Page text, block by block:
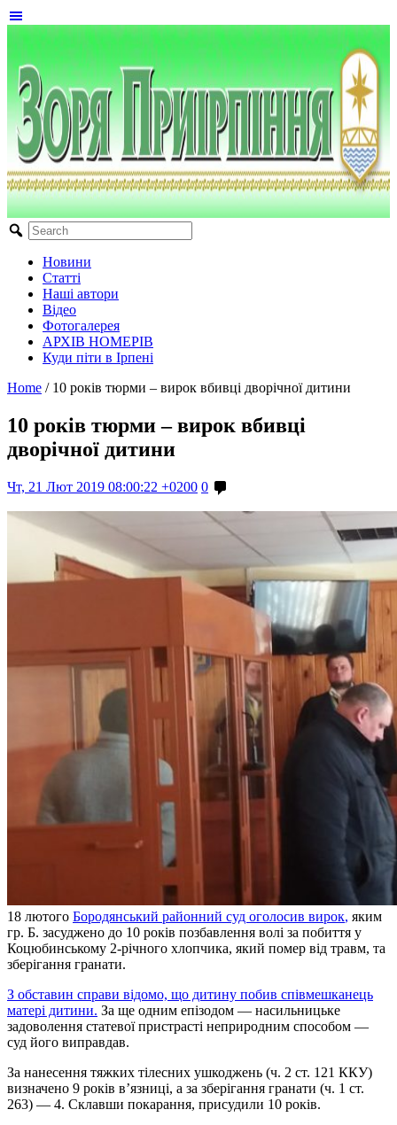
Новини
Статті
Наші автори
Відео
Фотогалерея
АРХІВ НОМЕРІВ
Куди піти в Ірпені
Home / 10 років тюрми – вирок вбивці дворічної дитини
10 років тюрми – вирок вбивці
дворічної дитини
Чт, 21 Лют 2019 08:00:22 +0200 0
18 лютого Бородянський районний суд оголосив вирок, яким
гр. Б. засуджено до 10 років позбавлення волі за побиття у
Коцюбинському 2-річного хлопчика, який помер від травм, та
зберігання гранати.
З обставин справи відомо, що дитину побив співмешканець
матері дитини. За ще одним епізодом — насильницьке
задоволення статевої пристрасті неприродним способом —
суд його виправдав.
За нанесення тяжких тілесних ушкоджень (ч. 2 ст. 121 ККУ)
визначено 9 років в’язниці, а за зберігання гранати (ч. 1 ст.
263) — 4. Склавши покарання, присудили 10 років.